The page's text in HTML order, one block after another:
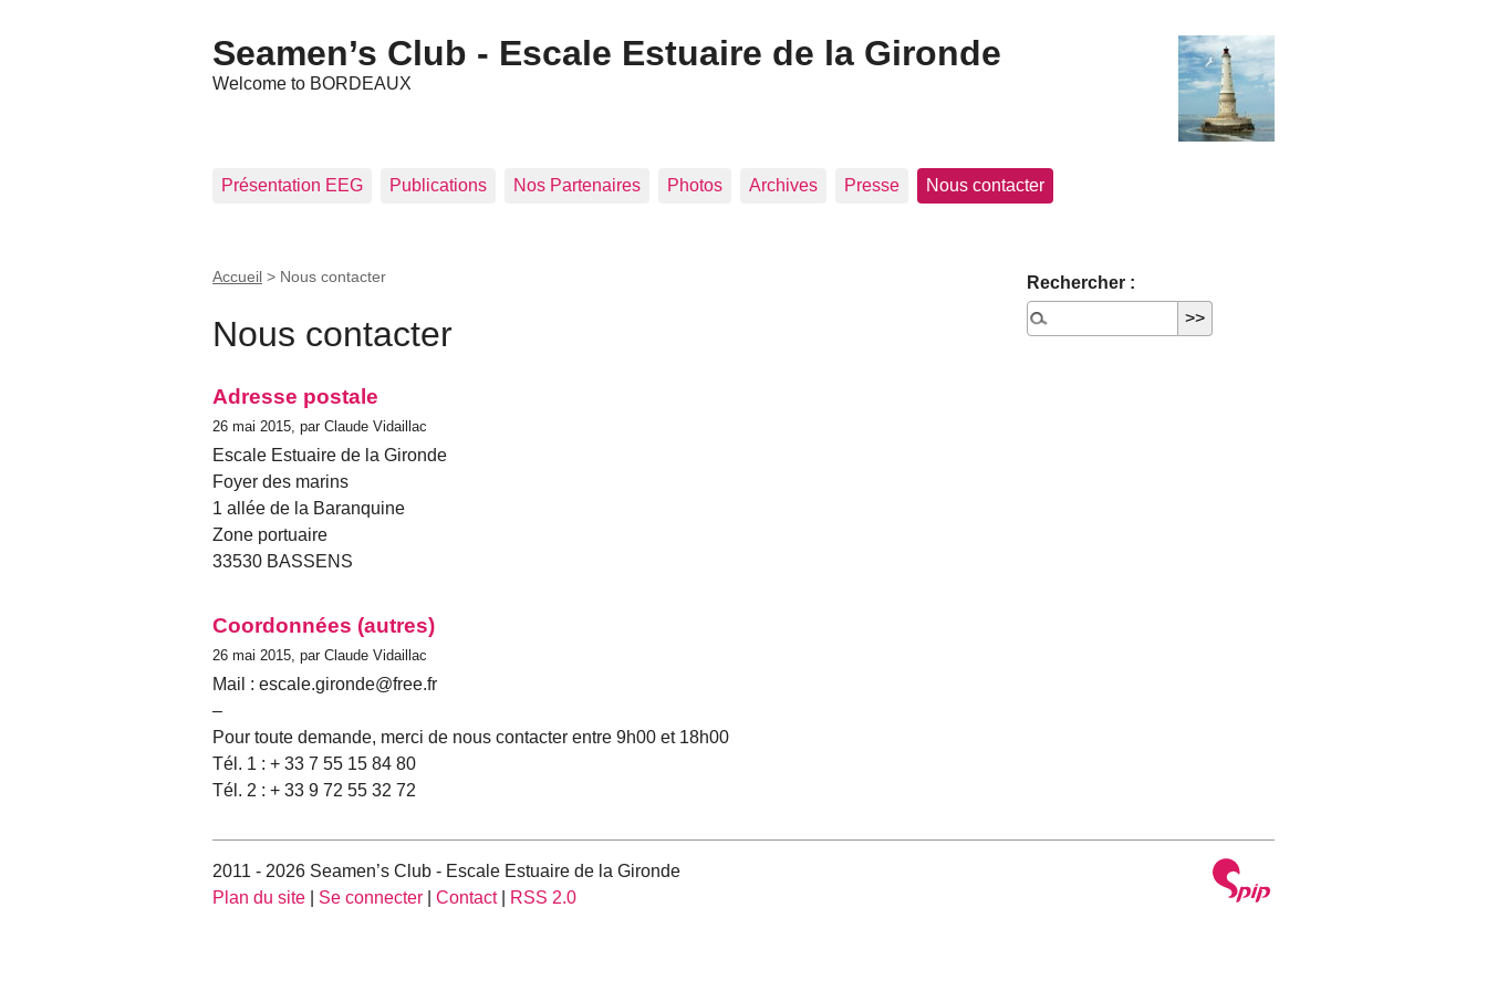
Seamen’s Club - Escale Estuaire de la Gironde
Welcome to BORDEAUX
Présentation EEG Publications Nos Partenaires Photos Archives Presse Nous contacter
Accueil > Nous contacter
Nous contacter
Adresse postale
26 mai 2015, par Claude Vidaillac
Escale Estuaire de la Gironde
Foyer des marins
1 allée de la Baranquine
Zone portuaire
33530 BASSENS
Coordonnées (autres)
26 mai 2015, par Claude Vidaillac
Mail : escale.gironde@free.fr
–
Pour toute demande, merci de nous contacter entre 9h00 et 18h00
Tél. 1 : + 33 7 55 15 84 80
Tél. 2 : + 33 9 72 55 32 72
Rechercher :
2011 - 2026 Seamen’s Club - Escale Estuaire de la Gironde
Plan du site
Se connecter Contact| RSS 2.0